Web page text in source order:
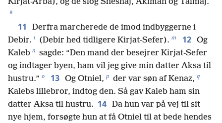
k
11
Derfra marcherede de imod indbyggerne i
Debir. l (Debir hed tidligere Kirjat-Sefer). m 12 Og
Kaleb n sagde: “Den mand der besejrer Kirjat-Sefer
og indtager byen, ham vil jeg give min datter Aksa til
hustru.” o 13 Og Otniel, p der var søn af Kenaz, q
Kalebs lillebror, indtog den. Så gav Kaleb ham sin
datter Aksa til hustru. 14 Da hun var på vej til sit
nye hjem, forsøgte hun at få Otniel til at bede hendes